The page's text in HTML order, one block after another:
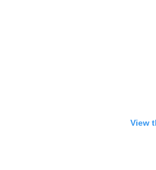
View